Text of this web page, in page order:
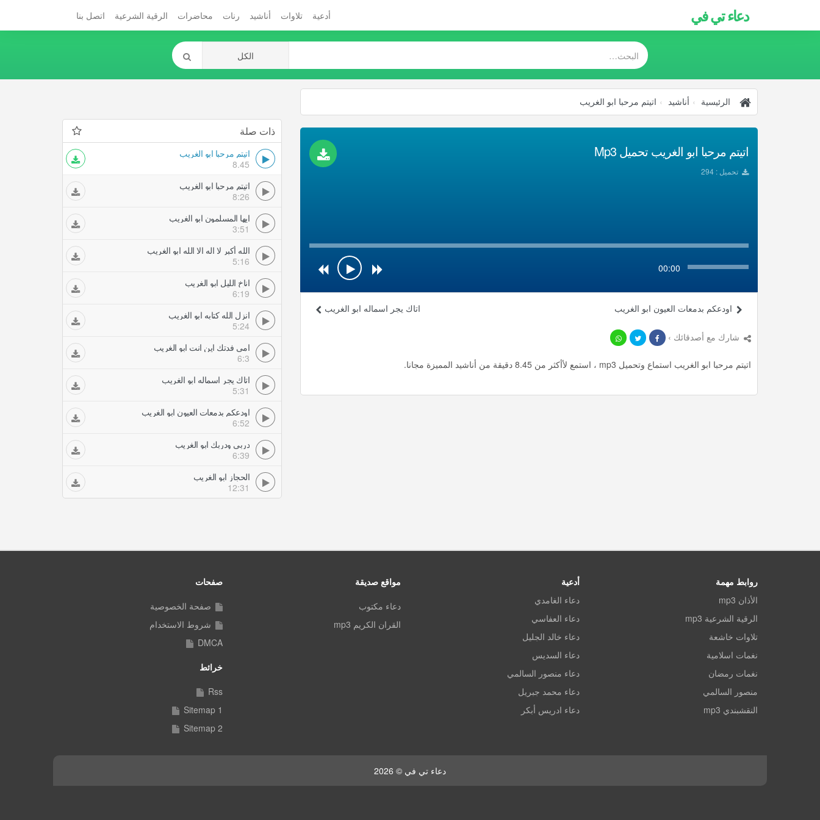
دعاء تي في أدعية تلاوات أناشيد رنات محاضرات الرقية الشرعية اتصل بنا
الرئيسية أناشيد اتيتم مرحبا ابو الغريب
اتيتم مرحبا ابو الغريب تحميل Mp3
تحميل : 294
00:00
اتاك يجر اسماله ابو الغريب اودعكم بدمعات العيون ابو الغريب
شارك مع أصدقائك ›
اتيتم مرحبا ابو الغريب استماع وتحميل mp3 ، استمع لأأكثر من 8.45 دقيقة من أناشيد المميزة مجانا.
ذات صلة
اتيتم مرحبا ابو الغريب
8.45
اتيتم مرحبا ابو الغريب
8:26
ايها المسلمون ابو الغريب
3:51
الله أكبر لا اله الا الله ابو الغريب
5:16
اناخ الليل ابو الغريب
6:19
انزل الله كتابه ابو الغريب
5:24
امي فدتك اين انت ابو الغريب
6:3
اتاك يجر اسماله ابو الغريب
5:31
اودعكم بدمعات العيون ابو الغريب
6:52
دربي ودربك ابو الغريب
6:39
الحجاز ابو الغريب
12:31
روابط مهمة
الأذان mp3
الرقية الشرعية mp3
تلاوات خاشعة
نغمات اسلامية
نغمات رمضان
منصور السالمي
النقشبندي mp3
أدعية
دعاء الغامدي
دعاء العفاسي
دعاء خالد الجليل
دعاء السديس
دعاء منصور السالمي
دعاء محمد جبريل
دعاء ادريس أبكر
مواقع صديقة
دعاء مكتوب
القران الكريم mp3
صفحات
صفحة الخصوصية
شروط الاستخدام
DMCA
خرائط
Rss
Sitemap 1
Sitemap 2
دعاء تي في © 2026